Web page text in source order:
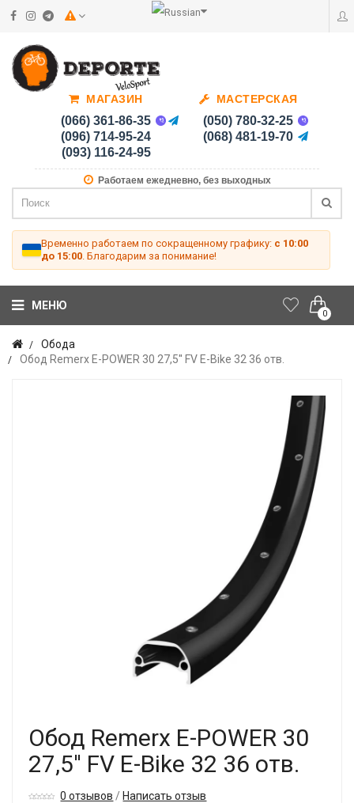
МАГАЗИН
(066) 361-86-35
(096) 714-95-24
(093) 116-24-95
МАСТЕРСКАЯ
(050) 780-32-25
(068) 481-19-70
Работаем ежедневно, без выходных
Временно работаем по сокращенному графику: с 10:00
до 15:00 . Благодарим за понимание!
0
МЕНЮ
Обода
Обод Remerx E-POWER 30 27,5'' FV E-Bike 32 36 отв.
Обод Remerx E-POWER 30
27,5'' FV E-Bike 32 36 отв.
0 отзывов /Написать отзыв